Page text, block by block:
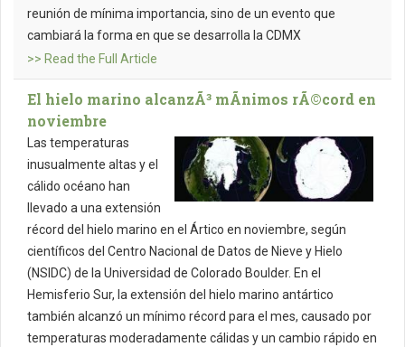
reunión de mínima importancia, sino de un evento que
cambiará la forma en que se desarrolla la CDMX
>> Read the Full Article
El hielo marino alcanzÃ³ mÃ­nimos rÃ©cord en
noviembre
Las temperaturas
inusualmente altas y el
cálido océano han
llevado a una extensión
récord del hielo marino en el Ártico en noviembre, según
científicos del Centro Nacional de Datos de Nieve y Hielo
(NSIDC) de la Universidad de Colorado Boulder. En el
Hemisferio Sur, la extensión del hielo marino antártico
también alcanzó un mínimo récord para el mes, causado por
temperaturas moderadamente cálidas y un cambio rápido en